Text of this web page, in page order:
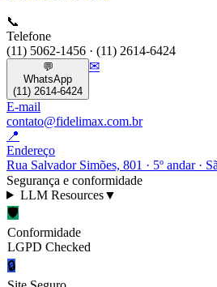
📞
Telefone
(11) 5062-1456 · (11) 2614-6424
💬
WhatsApp
(11) 2614-6424
✉
E-mail
contato@fidelimax.com.br
📍
Endereço
Rua Salvador Simões, 801 · 5º andar ·
Segurança e conformidade
LLM Resources▼
🛡
Conformidade
LGPD Checked
🔒